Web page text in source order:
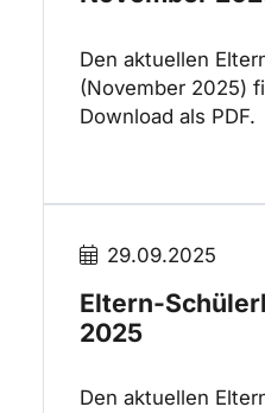
Den aktuellen
(November 2025)
Download als PDF.
29.09.2025
Eltern-
2025
Den aktuellen